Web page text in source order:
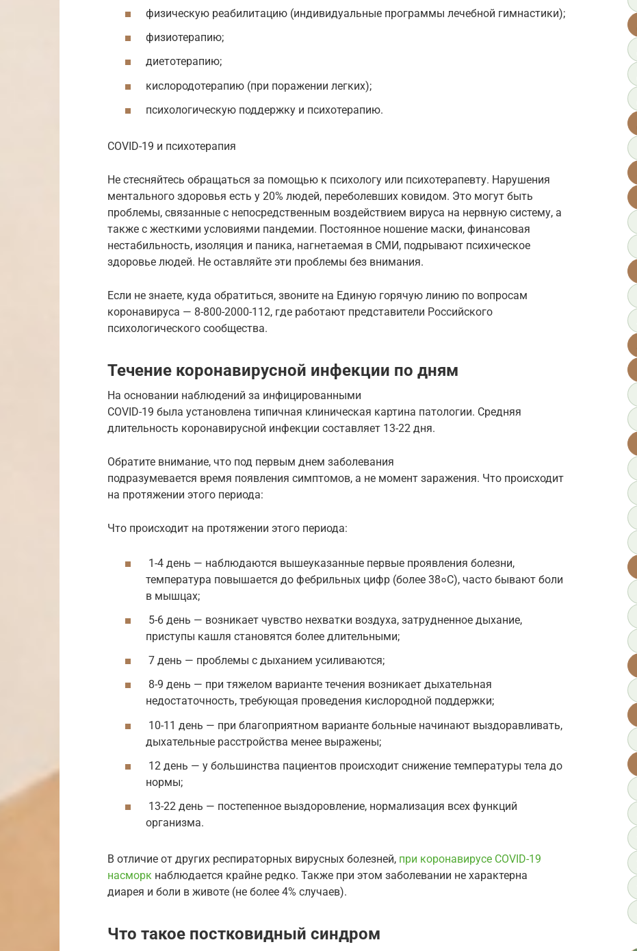
физическую реабилитацию (индивидуальные программы лечебной гимнастики);
физиотерапию;
диетотерапию;
кислородотерапию (при поражении легких);
психологическую поддержку и психотерапию.
COVID-19 и психотерапия
Не стесняйтесь обращаться за помощью к психологу или психотерапевту. Нарушения
ментального здоровья есть у 20% людей, переболевших ковидом. Это могут быть
проблемы, связанные с непосредственным воздействием вируса на нервную систему, а
также с жесткими условиями пандемии. Постоянное ношение маски, финансовая
нестабильность, изоляция и паника, нагнетаемая в СМИ, подрывают психическое
здоровье людей. Не оставляйте эти проблемы без внимания.
Если не знаете, куда обратиться, звоните на Единую горячую линию по вопросам
коронавируса — 8-800-2000-112, где работают представители Российского
психологического сообщества.
Течение коронавирусной инфекции по дням
На основании наблюдений за инфицированными
COVID-19 была установлена типичная клиническая картина патологии. Средняя
длительность коронавирусной инфекции составляет 13-22 дня.
Обратите внимание, что под первым днем заболевания
подразумевается время появления симптомов, а не момент заражения. Что происходит
на протяжении этого периода:
Что происходит на протяжении этого периода:
1-4 день — наблюдаются вышеуказанные первые проявления болезни,
температура повышается до фебрильных цифр (более 38०С), часто бывают боли
в мышцах;
5-6 день — возникает чувство нехватки воздуха, затрудненное дыхание,
приступы кашля становятся более длительными;
7 день — проблемы с дыханием усиливаются;
8-9 день — при тяжелом варианте течения возникает дыхательная
недостаточность, требующая проведения кислородной поддержки;
10-11 день — при благоприятном варианте больные начинают выздоравливать,
дыхательные расстройства менее выражены;
12 день — у большинства пациентов происходит снижение температуры тела до
нормы;
13-22 день — постепенное выздоровление, нормализация всех функций
организма.
В отличие от других респираторных вирусных болезней, при коронавирусе COVID-19
насморк наблюдается крайне редко. Также при этом заболевании не характерна
диарея и боли в животе (не более 4% случаев).
Что такое постковидный синдром